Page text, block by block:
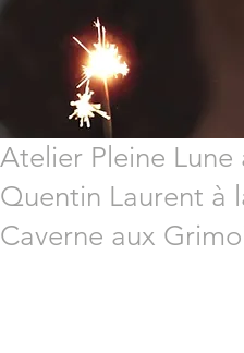
Atelier Pleine Lune
Quentin Laurent à
Caverne aux